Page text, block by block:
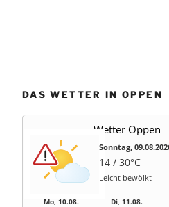
DAS WETTER IN OPPEN
Wetter Oppen
Sonntag,
14 / 30°C
Leicht bewölkt
Mo, 10.08. Di, 11.08.